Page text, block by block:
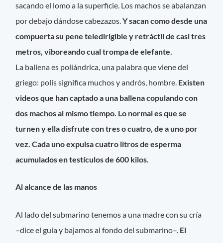
sacando el lomo a la superficie. Los machos se abalanzan
por debajo dándose cabezazos.Y sacan como desde una
compuerta su pene teledirigible y retráctil de casi tres
metros, viboreando cual trompa de elefante.
La ballena es poliándrica, una palabra que viene del
griego: polis significa muchos y andrós, hombre. Existen
videos que han captado a una ballena copulando con
dos machos al mismo tiempo. Lo normal es que se
turnen y ella disfrute con tres o cuatro, de a uno por
vez. Cada uno expulsa cuatro litros de esperma
acumulados en testículos de 600 kilos.
Al alcance de las manos
Al lado del submarino tenemos a una madre con su cría
–dice el guía y bajamos al fondo del submarino–. El